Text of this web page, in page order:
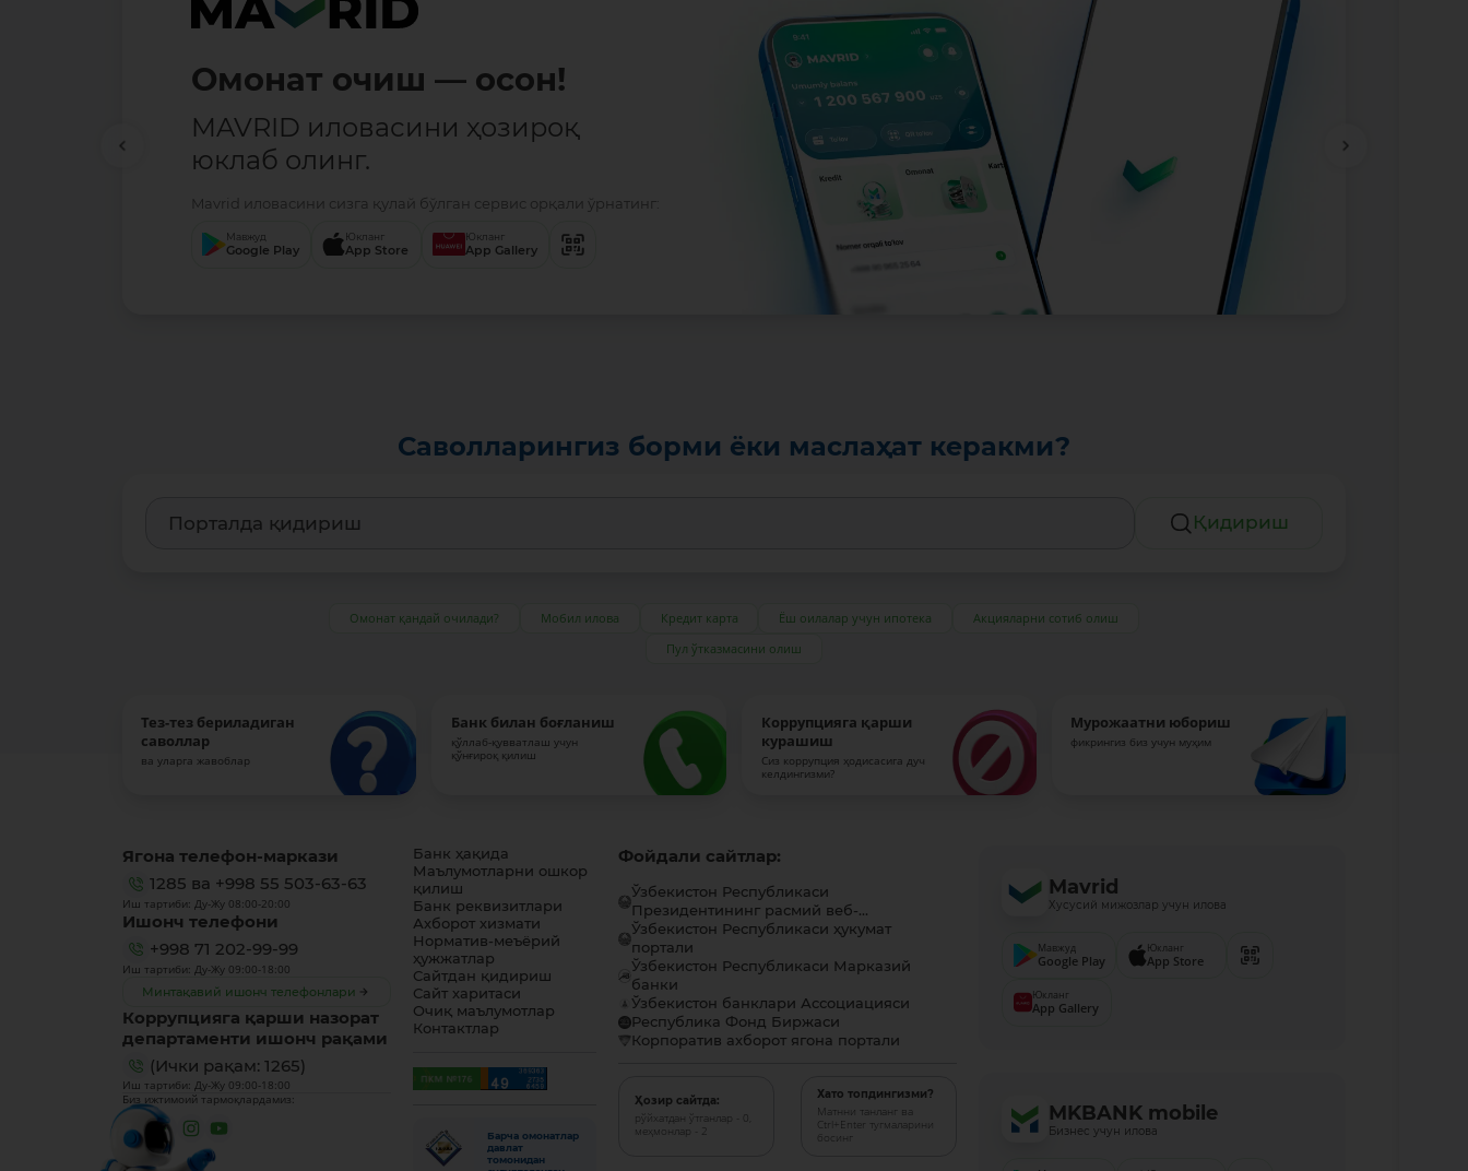
Омонат очиш — осон!
MAVRID иловасини ҳозироқ
юклаб олинг.
Mavrid иловасини сизга қулай бўлган сервис орқали ўрнатинг:
Мавжуд
Google Play
Юкланг
App Store
Юкланг
App Gallery
Саволларингиз борми ёки маслаҳат керакми?
Қидириш
Омонат қандай очилади? Мобил илова Кредит карта Ёш оилалар учун ипотека
Акцияларни сотиб олиш
Пул ўтказмасини олиш
Тез-тез бериладиган
саволлар
ва уларга жавоблар
Банк билан боғланиш
қўллаб-қувватлаш учун
қўнғироқ қилиш
Коррупцияга қарши
курашиш
Сиз коррупция ҳодисасига дуч
келдингизми?
Мурожаатни юбориш
фикрингиз биз учун муҳим
Ягона телефон-маркази
1285 ва +998 55 503-63-63
Иш тартиби: Ду-Жу 08:00-20:00
Ишонч телефони
+998 71 202-99-99
Иш тартиби: Ду-Жу 09:00-18:00
Минтақавий ишонч телефонлари
Коррупцияга қарши назорат
департаменти ишонч рақами
(Ички рақам: 1265)
Иш тартиби: Ду-Жу 09:00-18:00
Биз ижтимоий тармоқлардамиз:
Банк ҳақида
Маълумотларни ошкор
қилиш
Банк реквизитлари
Ахборот хизмати
Норматив-меъёрий
ҳужжатлар
Сайтдан қидириш
Сайт харитаси
Очиқ маълумотлар
Контактлар
Барча омонатлар
давлат
томонидан
Фойдали сайтлар:
Ўзбекистон Республикаси
Президентининг расмий веб-...
Ўзбекистон Республикаси ҳукумат
портали
Ўзбекистон Республикаси Марказий
банки
Ўзбекистон банклари Ассоциацияси
Республика Фонд Биржаси
Корпоратив ахборот ягона портали
Ҳозир сайтда:
рўйхатдан ўтганлар - 0,
меҳмонлар - 2
Хато топдингизми?
Матнни танланг ва
Ctrl+Enter тугмаларини
босинг
Mavrid
Хусусий мижозлар учун илова
Мавжуд
Google Play
Юкланг
App Store
Юкланг
App Gallery
MKBANK mobile
Бизнес учун илова